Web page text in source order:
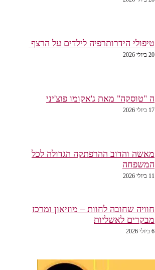
טיפולי הידרותרפיה לילדים על הרצף
20 ביולי 2026
ה "טוסקה" מאת ג'אקומו פוצ'יני
17 ביולי 2026
מאשה והדוב ההרפתקה הגדולה לכל
המשפחה
11 ביולי 2026
חוויה שחובה לחוות – מוזיאון ומרכז
מבקרים לאשליות
6 ביולי 2026